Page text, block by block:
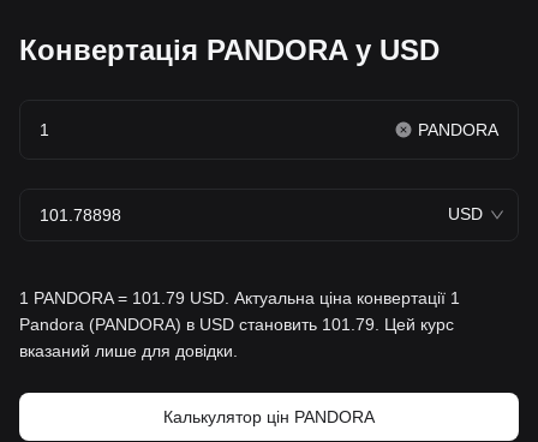
Конвертація PANDORA у USD
PANDORA
USD
1 PANDORA = 101.79 USD. Актуальна ціна конвертації 1
Pandora (PANDORA) в USD становить 101.79. Цей курс
вказаний лише для довідки.
Калькулятор цін PANDORA